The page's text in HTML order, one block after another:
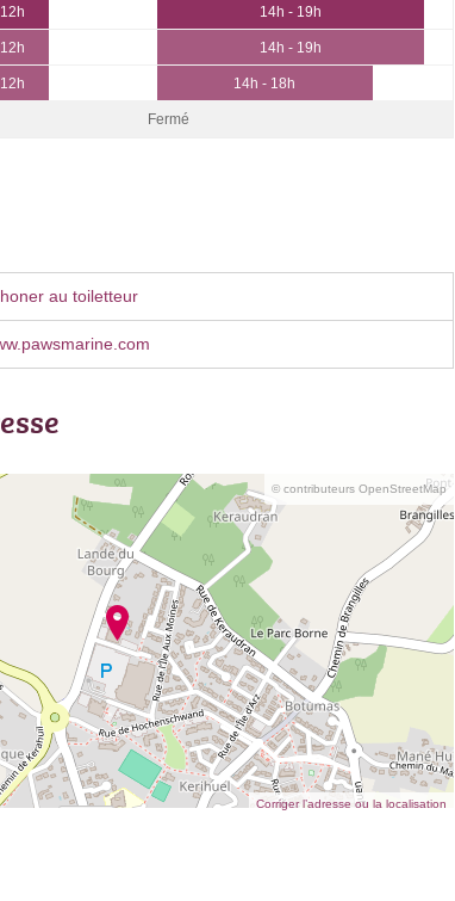
14h - 19h
14h - 19h
14h - 18h
Fermé
au toiletteur
© contributeurs OpenStreetMap
Corriger l’adresse ou la localisation